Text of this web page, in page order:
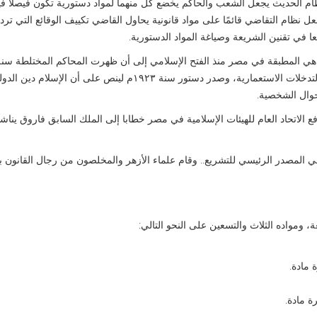
نظام التقاضي قائمًا على مواد قانونية يحاول القاضي تكييف الوقائع التي ترد
تقنين الشريعة وصياغة المواد الدستورية.
هي المطبقة في مصر منذ الفتح الإسلامي إلى أن ظهرت المحاكم المختلطة
۱۸۷٥م، وجاء القانون الفرنسي تحت وطأة الزحف الأوربي والتدخلات الاستعمارية، وصدر دستور سنة ۱۹۲۳م لينص
الشخصية.
القانون المدني رفع الاتحاد العام للهيئات الإسلامية في مصر خطابا إلى الملك السابق فاروق
الإسلامية هي المصدر الرئيسي للتشريع.. وقام علماء الأزهر والمخلصون من رجال
الثلاث والتسعين على النحو التالي:
مادة.
مادة.